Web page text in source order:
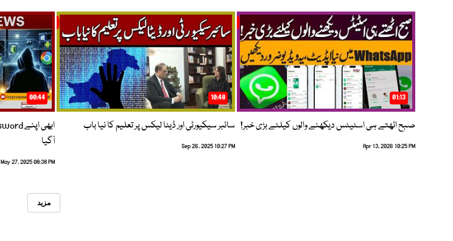
01:13
صبح اٹھتے ہی اسٹیٹس دیکھنے والوں کیلئے بڑی خبر!
Apr 13, 2026 10:25 PM
10:48
سائبر سیکیورٹی اور ڈیٹا لیکس پر تعلیم کا نیا باب
Sep 26, 2025 10:27 PM
00:44
آگیا
May 27, 2025 08:38 PM
مزید